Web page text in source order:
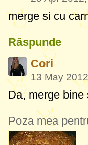
merge si cu
Răspunde
Cori
13 May
Da, merge
Poza mea